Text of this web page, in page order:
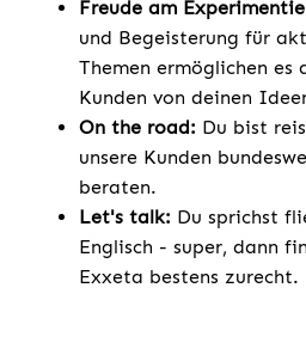
Freude am
und Begeisterung für
Themen ermöglichen es
Kunden von deinen
On the road: Du bist
unsere Kunden
beraten.
Let's talk: Du sprichst
Englisch - super, dann
Exxeta bestens zurecht.